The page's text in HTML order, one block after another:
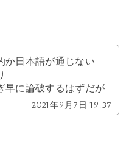
か日本語が通じない
早に論破するはずだが
2021年9月7日 19:37